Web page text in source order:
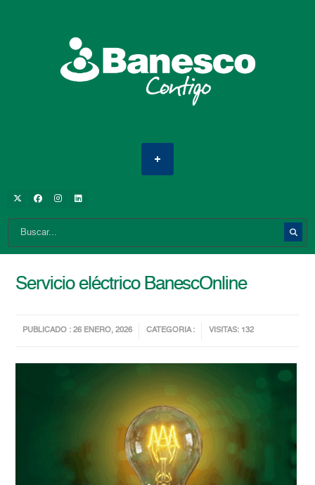
Servicio eléctrico BanescOnline
PUBLICADO : 26 ENERO, 2026 CATEGORIA : VISITAS: 132